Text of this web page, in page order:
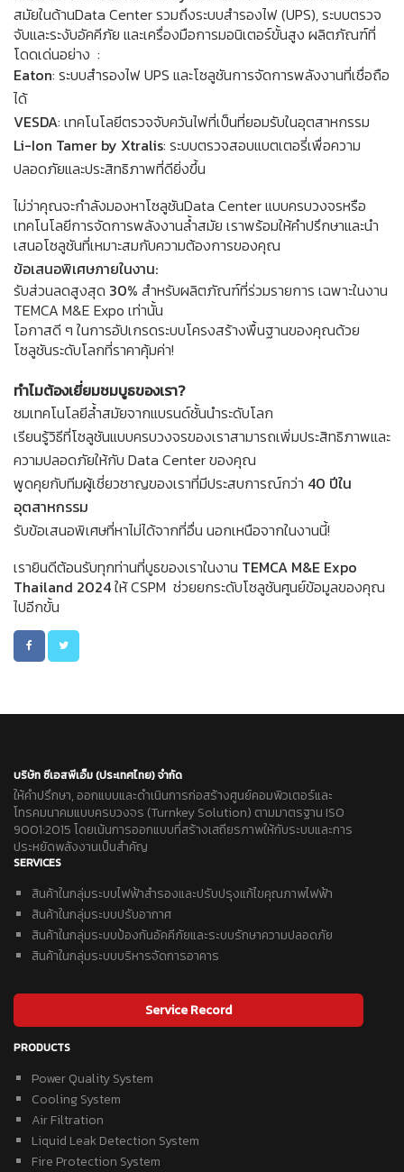
สมัยในด้านData Center รวมถึงระบบสำรองไฟ (UPS), ระบบตรวจ
จับและระงับอัคคีภัย และเครื่องมือการมอนิเตอร์ขั้นสูง ผลิตภัณฑ์ที่
โดดเด่นอย่าง :
Eaton: ระบบสำรองไฟ UPS และโซลูชันการจัดการพลังงานที่เชื่อถือ
ได้
VESDA: เทคโนโลยีตรวจจับควันไฟที่เป็นที่ยอมรับในอุตสาหกรรม
Li-Ion Tamer by Xtralis: ระบบตรวจสอบแบตเตอรี่เพื่อความ
ปลอดภัยและประสิทธิภาพที่ดียิ่งขึ้น
ไม่ว่าคุณจะกำลังมองหาโซลูชันData Center แบบครบวงจรหรือ
เทคโนโลยีการจัดการพลังงานล้ำสมัย เราพร้อมให้คำปรึกษาและนำ
เสนอโซลูชันที่เหมาะสมกับความต้องการของคุณ
ข้อเสนอพิเศษภายในงาน:
รับส่วนลดสูงสุด 30% สำหรับผลิตภัณฑ์ที่ร่วมรายการ เฉพาะในงาน
TEMCA M&E Expo เท่านั้น
โอกาสดี ๆ ในการอัปเกรดระบบโครงสร้างพื้นฐานของคุณด้วย
โซลูชันระดับโลกที่ราคาคุ้มค่า!
ทำไมต้องเยี่ยมชมบูธของเรา?
ชมเทคโนโลยีล้ำสมัยจากแบรนด์ชั้นนำระดับโลก
เรียนรู้วิธีที่โซลูชันแบบครบวงจรของเราสามารถเพิ่มประสิทธิภาพและ
ความปลอดภัยให้กับ Data Center ของคุณ
พูดคุยกับทีมผู้เชี่ยวชาญของเราที่มีประสบการณ์กว่า 40 ปีใน
อุตสาหกรรม
รับข้อเสนอพิเศษที่หาไม่ได้จากที่อื่น นอกเหนือจากในงานนี้!
เรายินดีต้อนรับทุกท่านที่บูธของเราในงาน TEMCA M&E Expo
Thailand 2024ให้ CSPM ช่วยยกระดับโซลูชันศูนย์ข้อมูลของคุณ
ไปอีกขั้น
บริษัท ซีเอสพีเอ็ม (ประเทศไทย) จำกัด
ให้คำปรึกษา, ออกแบบและดำเนินการก่อสร้างศูนย์คอมพิวเตอร์และ
โทรคมนาคมแบบครบวงจร (Turnkey Solution) ตามมาตรฐาน ISO
9001:2015 โดยเน้นการออกแบบที่สร้างเสถียรภาพให้กับระบบและการ
ประหยัดพลังงานเป็นสำคัญ
SERVICES
สินค้าในกลุ่มระบบไฟฟ้าสำรองและปรับปรุงแก้ไขคุณภาพไฟฟ้า
สินค้าในกลุ่มระบบปรับอากาศ
สินค้าในกลุ่มระบบป้องกันอัคคีภัยและระบบรักษาความปลอดภัย
สินค้าในกลุ่มระบบบริหารจัดการอาคาร
Service Record
PRODUCTS
Power Quality System
Cooling System
Air Filtration
Liquid Leak Detection System
Fire Protection System